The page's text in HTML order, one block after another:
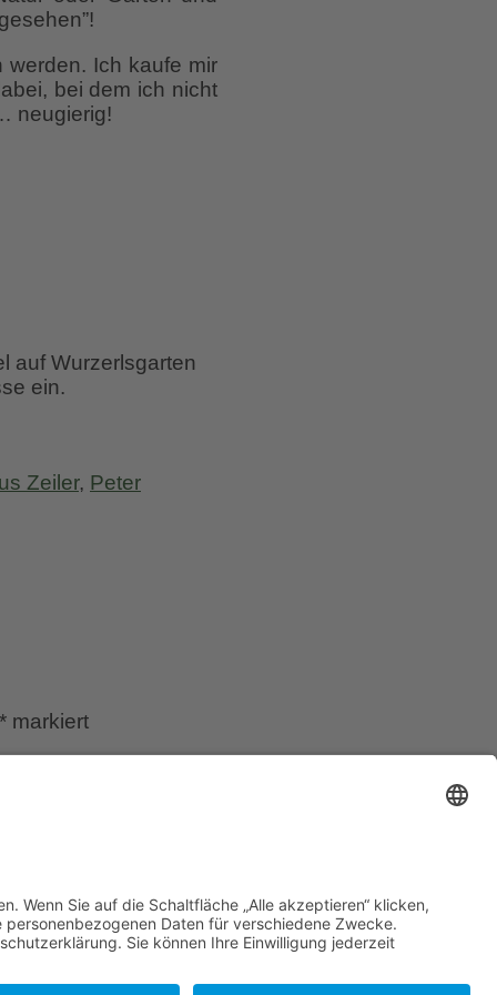
werden. Ich kaufe mir
bei dem ich nicht
neugierig!
auf Wurzerlsgarten
ein.
Zeiler, Peter
* markiert